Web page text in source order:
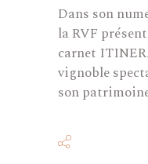
Dans son
la RVF
carnet
vignoble
son